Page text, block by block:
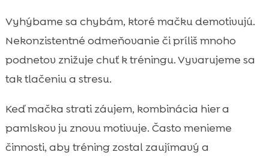
Vyhýbame sa chybám, ktoré mačku demotivujú.
Nekonzistentné odmeňovanie či príliš mnoho
podnetov znižuje chuť k tréningu. Vyvarujeme sa
tak tlačeniu a stresu.
Keď mačka strati záujem, kombinácia hier a
pamlskov ju znovu motivuje. Často menieme
činnosti, aby tréning zostal zaujímavý a